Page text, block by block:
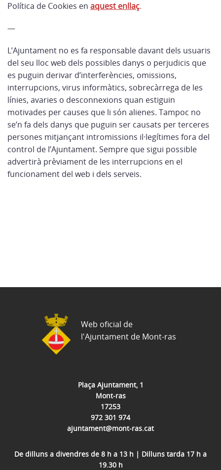
Política de Cookies en aquest enllaç.
—
L’Ajuntament no es fa responsable davant dels usuaris
del seu lloc web dels possibles danys o perjudicis que
es puguin derivar d’interferències, omissions,
interrupcions, virus informàtics, sobrecàrrega de les
línies, avaries o desconnexions quan estiguin
motivades per causes que li són alienes. Tampoc no
se’n fa dels danys que puguin ser causats per terceres
persones mitjançant intromissions il·legítimes fora del
control de l’Ajuntament. Sempre que sigui possible
advertirà prèviament de les interrupcions en el
funcionament del web i dels serveis.
Plaça Ajuntament, 1
Mont-ras
17253
972 301 974
ajuntament@mont-ras.cat
De dilluns a divendres de 8 h a 13 h | Dilluns tarda 17 h a
19.30 h
Web oficial de
l'Ajuntament de Mont-ras